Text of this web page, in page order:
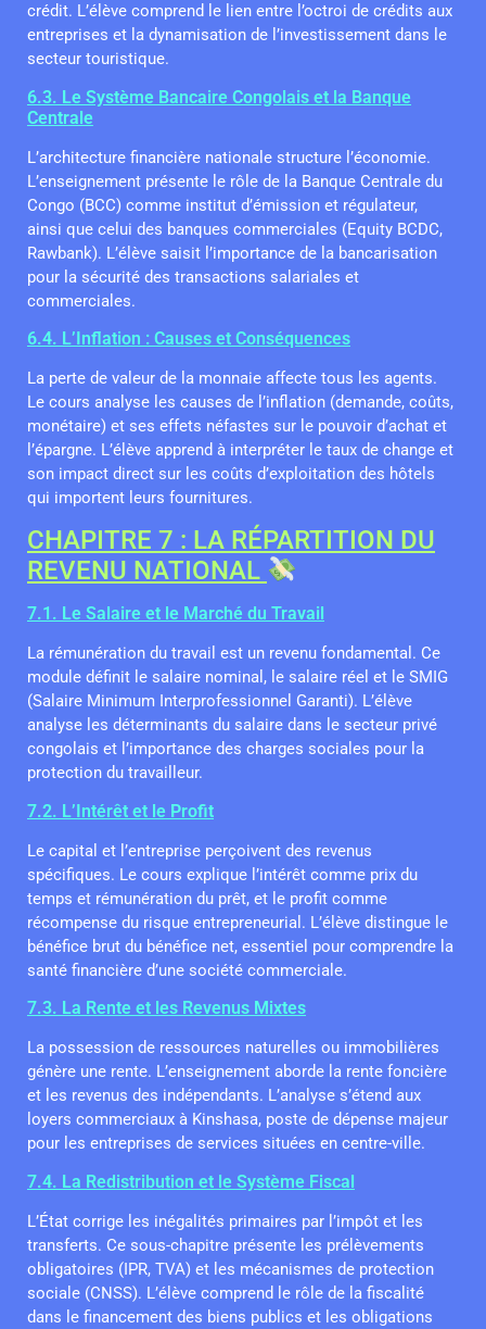
crédit. L’élève comprend le lien entre l’octroi de crédits aux
entreprises et la dynamisation de l’investissement dans le
secteur touristique.
6.3. Le Système Bancaire Congolais et la Banque
Centrale
L’architecture financière nationale structure l’économie.
L’enseignement présente le rôle de la Banque Centrale du
Congo (BCC) comme institut d’émission et régulateur,
ainsi que celui des banques commerciales (Equity BCDC,
Rawbank). L’élève saisit l’importance de la bancarisation
pour la sécurité des transactions salariales et
commerciales.
6.4. L’Inflation : Causes et Conséquences
La perte de valeur de la monnaie affecte tous les agents.
Le cours analyse les causes de l’inflation (demande, coûts,
monétaire) et ses effets néfastes sur le pouvoir d’achat et
l’épargne. L’élève apprend à interpréter le taux de change et
son impact direct sur les coûts d’exploitation des hôtels
qui importent leurs fournitures.
CHAPITRE 7 : LA RÉPARTITION DU
REVENU NATIONAL
7.1. Le Salaire et le Marché du Travail
La rémunération du travail est un revenu fondamental. Ce
module définit le salaire nominal, le salaire réel et le SMIG
(Salaire Minimum Interprofessionnel Garanti). L’élève
analyse les déterminants du salaire dans le secteur privé
congolais et l’importance des charges sociales pour la
protection du travailleur.
7.2. L’Intérêt et le Profit
Le capital et l’entreprise perçoivent des revenus
spécifiques. Le cours explique l’intérêt comme prix du
temps et rémunération du prêt, et le profit comme
récompense du risque entrepreneurial. L’élève distingue le
bénéfice brut du bénéfice net, essentiel pour comprendre la
santé financière d’une société commerciale.
7.3. La Rente et les Revenus Mixtes
La possession de ressources naturelles ou immobilières
génère une rente. L’enseignement aborde la rente foncière
et les revenus des indépendants. L’analyse s’étend aux
loyers commerciaux à Kinshasa, poste de dépense majeur
pour les entreprises de services situées en centre-ville.
7.4. La Redistribution et le Système Fiscal
L’État corrige les inégalités primaires par l’impôt et les
transferts. Ce sous-chapitre présente les prélèvements
obligatoires (IPR, TVA) et les mécanismes de protection
sociale (CNSS). L’élève comprend le rôle de la fiscalité
dans le financement des biens publics et les obligations